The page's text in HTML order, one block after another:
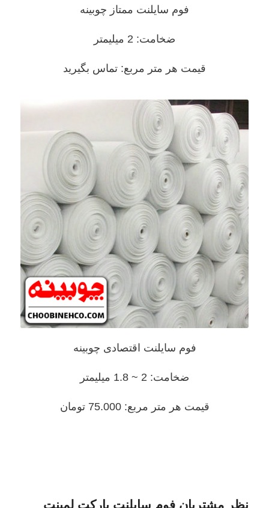
فوم سایلنت ممتاز چوبینه
ضخامت: 2 میلیمتر
قیمت هر متر مربع: تماس بگیرید
فوم سایلنت اقتصادی چوبینه
ضخامت: 2 ~ 1.8 میلیمتر
قیمت هر متر مربع: 75.000 تومان
نظر مشتریان فوم سایلنت پارکت لمینت